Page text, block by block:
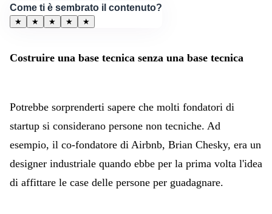
Come ti è sembrato il contenuto?
★ ★ ★ ★ ★
Costruire una base tecnica senza una base tecnica
Potrebbe sorprenderti sapere che molti fondatori di
startup si considerano persone non tecniche. Ad
esempio, il co-fondatore di Airbnb, Brian Chesky, era un
designer industriale quando ebbe per la prima volta l'idea
di affittare le case delle persone per guadagnare.